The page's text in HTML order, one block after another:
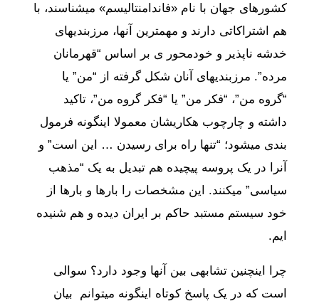
کشورهای جهان با نام «فاندامنتالیسم» میشناسند، با
هم اشتراکاتی دارند و مهمترین آنها، مرزبندیهای
خدشه ناپذیر و خودمحور ی بر اساس “قهرمانان
مرده”. مرزبندیهای آنان شکل گرفته از “من” یا
“گروه من”، “فکر من” یا “فکر گروه من”، تاکید
داشته و چارچوب هکاریشان معمولا اینگونه فرمول
بندی میشود؛ “تنها راه برای رسیدن … این است” و
آنرا در یک پروسه پیچیده هم تبدیل به یک “مذهب
سیاسی” میکنند. این مشخصات را بارها و بارها از
خود سیستم مستبد حاکم بر ایران دیده و هم شنیده
ایم.
چرا اینچنین تشابهی بین آنها وجود دارد؟ سوالی
است که در یک پاسخ کوتاه اینگونه میتوانم بیان